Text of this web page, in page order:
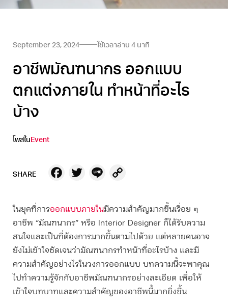
September 23, 2024 ใช้เวลาอ่าน 4 นาที
อาชีพมัณฑนากร ออกแบบ
ตกแต่งภายใน ทําหน้าที่อะไร
บ้าง
โพสในEvent
SHARE Facebook
Twitter
Line
ในยุคที่การออกแบบภายในมีความสำคัญมากขึ้นเรื่อย ๆ
อาชีพ “มัณฑนากร” หรือ Interior Designer ก็ได้รับความ
สนใจและเป็นที่ต้องการมากขึ้นตามไปด้วย แต่หลายคนอาจ
ยังไม่เข้าใจชัดเจนว่ามัณฑนากรทำหน้าที่อะไรบ้าง และมี
ความสำคัญอย่างไรในวงการออกแบบ บทความนี้จะพาคุณ
ไปทำความรู้จักกับอาชีพมัณฑนากรอย่างละเอียด เพื่อให้
เข้าใจบทบาทและความสำคัญของอาชีพนี้มากยิ่งขึ้น